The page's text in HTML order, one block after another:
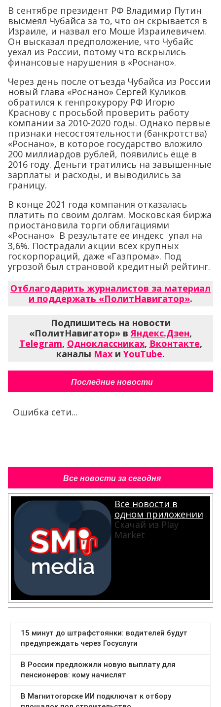
В сентябре президент РФ Владимир Путин
высмеял Чубайса за то, что он скрывается в
Израиле, и назвал его Моше Израилевичем.
Он высказал предположение, что Чубайс
уехал из России, потому что вскрылись
финансовые нарушения в «Роснано».
Через день после отъезда Чубайса из России
новый глава «Роснано» Сергей Куликов
обратился к генпрокурору РФ Игорю
Краснову с просьбой проверить работу
компании за 2010-2020 годы. Однако первые
признаки несостоятельности (банкротства)
«Роснано», в которое государство вложило
200 миллиардов рублей, появились еще в
2016 году. Деньги тратились на завышенные
зарплаты и расходы, и выводились за
границу.
В конце 2021 года компания отказалась
платить по своим долгам. Московская биржа
приостановила торги облигациями
«Роснано» В результате ее индекс упал на
3,6%. Пострадали акции всех крупных
госкорпораций, даже «Газпрома». Под
угрозой был страновой кредитный рейтинг.
Отблагодарить журналистов за материал
и поддержать «ПолитНавигатор».
Подпишитесь на новости
«ПолитНавигатор» вЯндекс.Дзен,
Telegram, Одноклассниках, Вконтакте,
каналы Max и YouTube.
Последние новости
Ошибка сети...
Все новости за сегодня
Все новости в
одном приложении
Скачай из Play
Market